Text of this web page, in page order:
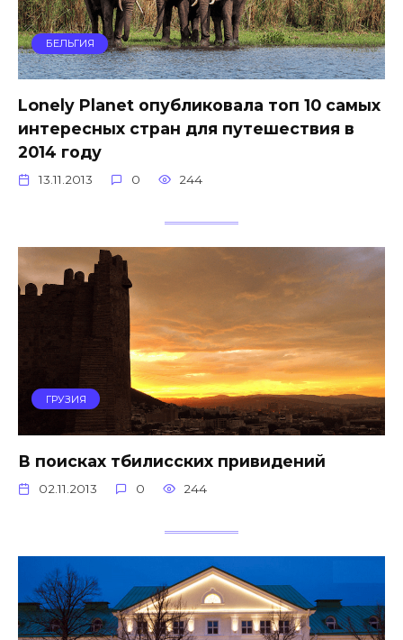
БЕЛЬГИЯ
Lonely Planet опубликовала топ 10 самых
интересных стран для путешествия в
2014 году
13.11.2013 0 244
ГРУЗИЯ
В поисках тбилисских привидений
02.11.2013 0 244